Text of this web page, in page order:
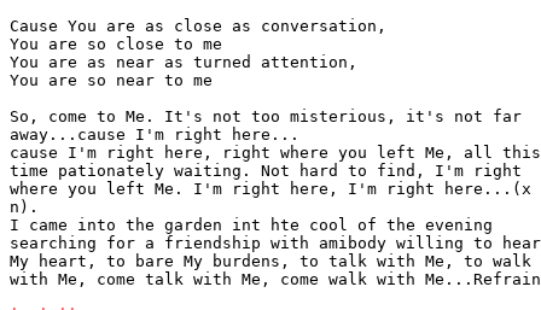
Cause You are as close as conversation,
You are so close to me
You are as near as turned attention,
You are so near to me
So, come to Me. It's not too misterious, it's not far
away...cause I'm right here...
cause I'm right here, right where you left Me, all
time pationately waiting. Not hard to find, I'm right
where you left Me. I'm right here, I'm right here...(x
n).
I came into the garden int hte cool of the evening
searching for a friendship with amibody willing to
My heart, to bare My burdens, to talk with Me, to walk
with Me, come talk with Me, come walk with